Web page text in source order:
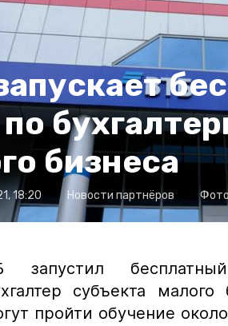
бизнеса
18:20 Новости партнёров
запустил
субъекта
пройти обучение